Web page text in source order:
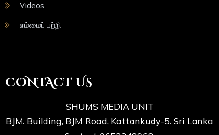
Videos
எம்மைப் பற்றி
CONTACT US
SHUMS MEDIA UNIT
BJM. Building, BJM Road, Kattankudy-5. Sri Lanka